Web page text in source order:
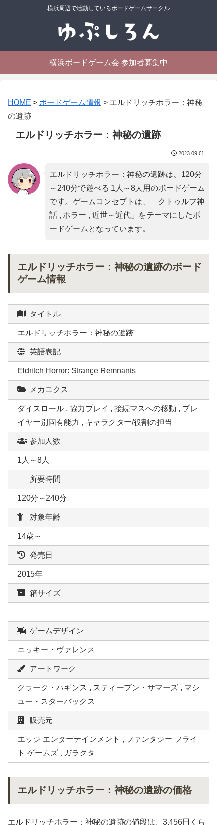
横浜周辺で活動しているボードゲームサークル
横浜ボードゲーム会 参加者募集中
HOME > ボードゲーム情報 > エルドリッチホラー：神秘
の遺跡
エルドリッチホラー：神秘の遺跡
2023.09.01
エルドリッチホラー：神秘の遺跡は、120分
～240分で遊べる 1人～8人用のボードゲーム
です。ゲームコンセプトは、「 クトゥルフ神
話 , ホラー , 近世～近代」をテーマにしたボ
ードゲームとなっています。
エルドリッチホラー：神秘の遺跡のボード
ゲーム情報
タイトル
エルドリッチホラー：神秘の遺跡
英語表記
Eldritch Horror: Strange Remnants
メカニクス
ダイスロール , 協力プレイ , 接続マスへの移動 , プレ
イヤー別固有能力 , キャラクター/役割の担当
参加人数
1人～8人
所要時間
120分～240分
対象年齢
14歳～
発売日
2015年
箱サイズ
ゲームデザイン
ニッキー・ヴァレンス
アートワーク
クラーク・ハギンス , スティーブン・サマーズ , マシ
ュー・スターバックス
販売元
エッジ エンターテインメント , ファンタジー フライ
ト ゲームズ , ガラクタ
エルドリッチホラー：神秘の遺跡の価格
エルドリッチホラー：神秘の遺跡の値段は、3,456円くら